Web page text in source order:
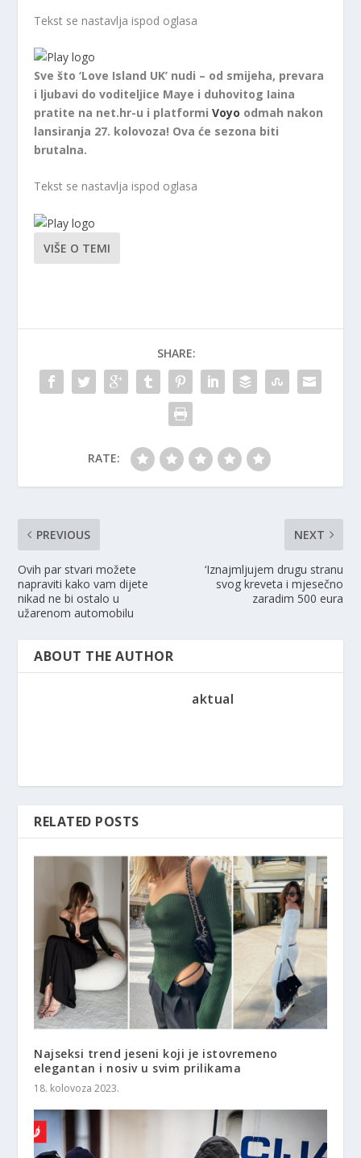
Tekst se nastavlja ispod oglasa
Sve što ‘Love Island UK’ nudi – od smijeha, prevara
i ljubavi do voditeljice Maye i duhovitog Iaina
pratite na net.hr-u i platformiVoyo odmah nakon
lansiranja 27. kolovoza! Ova će sezona biti
brutalna.
Tekst se nastavlja ispod oglasa
VIŠE O TEMI
SHARE:
RATE:
PREVIOUS
Ovih par stvari možete
napraviti kako vam dijete
nikad ne bi ostalo u
užarenom automobilu
NEXT
‘Iznajmljujem drugu stranu
svog kreveta i mjesečno
zaradim 500 eura
ABOUT THE AUTHOR
aktual
RELATED POSTS
Najseksi trend jeseni koji je istovremeno
elegantan i nosiv u svim prilikama
18. kolovoza 2023.